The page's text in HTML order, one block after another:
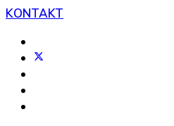
KONTAKT